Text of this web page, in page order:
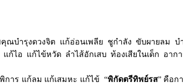
คุณบำรุงดวงจิต แก้อ่อนเพลีย ชูกำลัง ขับผายลม
ไอ แก้ไข้หวัด ลำไส้อักเสบ ท้องเสียในเด็ก อาก
การ แก้ลม แก้เสมหะ แก้ไข้ “พิกัดตรีทิพย์รส” คือก